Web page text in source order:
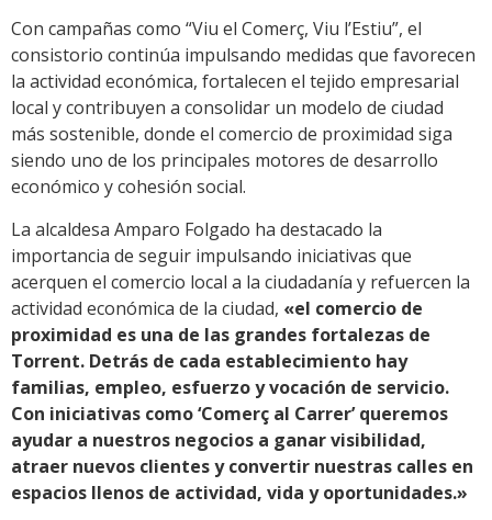
Con campañas como “Viu el Comerç, Viu l’Estiu”, el
consistorio continúa impulsando medidas que favorecen
la actividad económica, fortalecen el tejido empresarial
local y contribuyen a consolidar un modelo de ciudad
más sostenible, donde el comercio de proximidad siga
siendo uno de los principales motores de desarrollo
económico y cohesión social.
La alcaldesa Amparo Folgado ha destacado la
importancia de seguir impulsando iniciativas que
acerquen el comercio local a la ciudadanía y refuercen la
actividad económica de la ciudad, «el comercio de
proximidad es una de las grandes fortalezas de
Torrent. Detrás de cada establecimiento hay
familias, empleo, esfuerzo y vocación de servicio.
Con iniciativas como ‘Comerç al Carrer’ queremos
ayudar a nuestros negocios a ganar visibilidad,
atraer nuevos clientes y convertir nuestras calles en
espacios llenos de actividad, vida y oportunidades.»